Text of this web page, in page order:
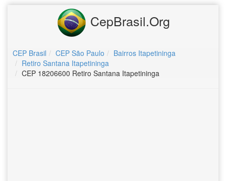
CepBrasil.Org
CEP Brasil CEP São Paulo
Bairros Itapetininga
Retiro Santana Itapetininga
CEP 18206600 Retiro Santana Itapetininga